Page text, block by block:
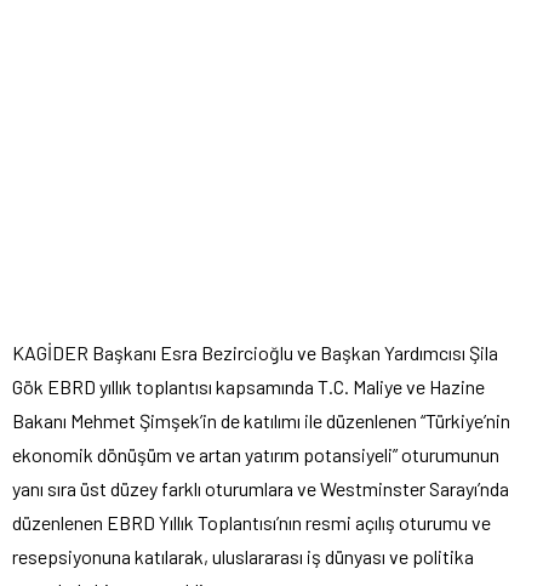
KAGİDER Başkanı Esra Bezircioğlu ve Başkan Yardımcısı Şila
Gök EBRD yıllık toplantısı kapsamında T.C. Maliye ve Hazine
Bakanı Mehmet Şimşek’in de katılımı ile düzenlenen “Türkiye’nin
ekonomik dönüşüm ve artan yatırım potansiyeli” oturumunun
yanı sıra üst düzey farklı oturumlara ve Westminster Sarayı’nda
düzenlenen EBRD Yıllık Toplantısı’nın resmi açılış oturumu ve
resepsiyonuna katılarak, uluslararası iş dünyası ve politika